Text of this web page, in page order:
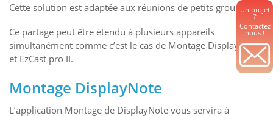
Un projet
?
Contactez
nous !
Cette solution est adaptée aux réunions de petits groupes.
Ce partage peut être étendu à plusieurs appareils
simultanément comme c’est le cas de Montage DisplayNote
et EzCast pro II.
Montage DisplayNote
L’application Montage de DisplayNote vous servira à